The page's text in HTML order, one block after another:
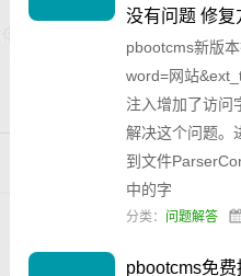
没有问题 修复
pbootcms新版
word=网站
注入增加了访问
解决这个问题。
到文件
中的字
分类： 问题解答
pbootcms免费